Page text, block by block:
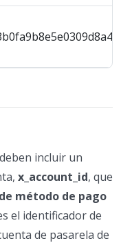
incluir un
x_account_id, que
método de pago
el identificador de
de pasarela de